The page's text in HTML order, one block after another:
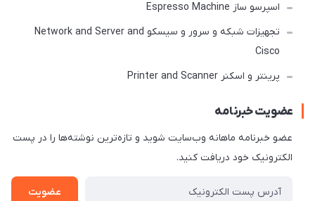
اسپرسو ساز Espresso Machine
تجهیزات شبکه و سرور و سیسکو Network and Server and
Cisco
پرینتر و اسکنر Printer and Scanner
عضویت خبرنامه
عضو خبرنامه ماهانه وب‌سایت شوید و تازه‌ترین نوشته‌ها را در پست
الکترونیک خود دریافت کنید.
عضویت